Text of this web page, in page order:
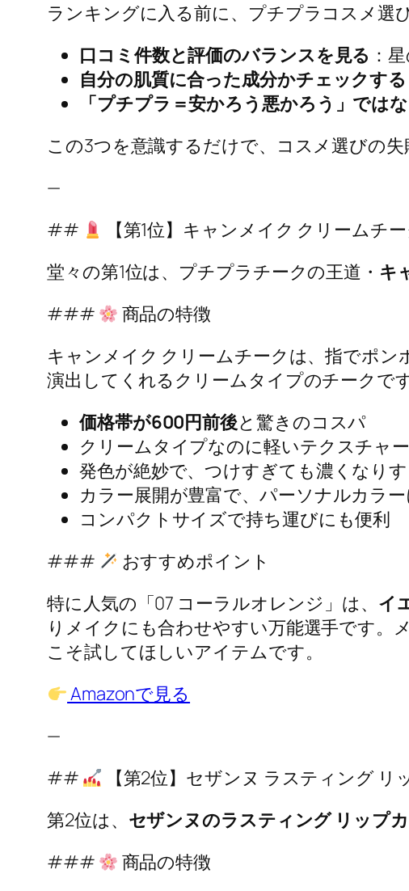
ランキングに入る前に、プチプラコスメ選
口コミ件数と評価のバランスを見る ：
自分の肌質に合った成分かチェックする
「プチプラ＝安かろう悪かろう」では
この3つを意識するだけで、コスメ選びの失
—
##
【第1位】キャンメイク クリームチ
堂々の第1位は、プチプラチークの王道・ キ
###
商品の特徴
キャンメイク クリームチークは、指でポ
演出してくれるクリームタイプのチークです
価格帯が600円前後と驚きのコスパ
クリームタイプなのに軽いテクスチャ
発色が絶妙で、つけすぎても濃くなり
カラー展開が豊富で、パーソナルカラ
コンパクトサイズで持ち運びにも便利
###
おすすめポイント
特に人気の「07 コーラルオレンジ」は、 イ
りメイクにも合わせやすい万能選手です。
こそ試してほしいアイテムです。
Amazonで見る
—
##
【第2位】セザンヌ ラスティング リ
第2位は、 セザンヌのラスティング リップ
###
商品の特徴